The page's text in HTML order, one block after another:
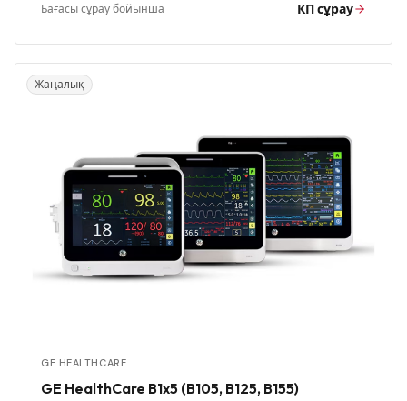
Бағасы сұрау бойынша КП сұрау
Жаңалық
GE HEALTHCARE
GE HealthCare B1x5 (B105, B125, B155)